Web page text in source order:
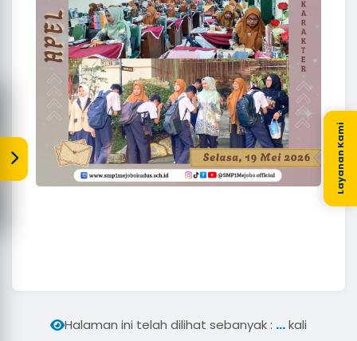
Halaman ini telah dilihat sebanyak : ...kali
Layanan Kami